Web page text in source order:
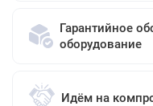
Гарантийное
оборудование
Идём на